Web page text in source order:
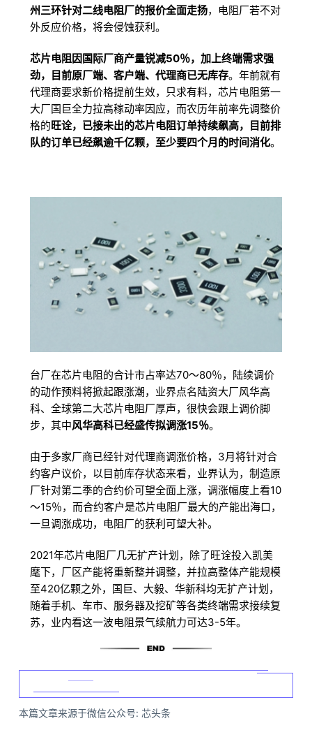
州三环针对二线电阻厂的报价全面走扬，电阻厂若不对
外反应价格，将会侵蚀获利。
芯片电阻因国际厂商产量锐减50％，加上终端需求强
劲，目前原厂端、客户端、代理商已无库存。年前就有
代理商要求新价格提前生效，只求有料，芯片电阻第一
大厂国巨全力拉高稼动率因应，而农历年前率先调整价
格的旺诠，已接未出的芯片电阻订单持续飙高，目前排
队的订单已经飙逾千亿颗，至少要四个月的时间消化。
台厂在芯片电阻的合计市占率达70～80％，陆续调价
的动作预料将掀起跟涨潮，业界点名陆资大厂风华高
科、全球第二大芯片电阻厂厚声，很快会跟上调价脚
步，其中风华高科已经盛传拟调涨15％。
由于多家厂商已经针对代理商调涨价格，3月将针对合
约客户议价，以目前库存状态来看，业界认为，制造原
厂针对第二季的合约价可望全面上涨，调涨幅度上看10
～15％，而合约客户是芯片电阻厂最大的产能出海口，
一旦调涨成功，电阻厂的获利可望大补。
2021年芯片电阻厂几无扩产计划，除了旺诠投入凯美
麾下，厂区产能将重新整并调整，并拉高整体产能规模
至420亿颗之外，国巨、大毅、华新科均无扩产计划，
随着手机、车市、服务器及挖矿等各类终端需求接续复
苏，业内看这一波电阻景气续航力可达3-5年。
本篇文章来源于微信公众号: 芯头条